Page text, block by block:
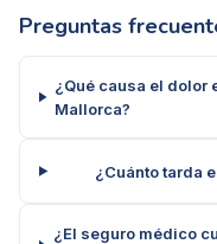
Preguntas
¿Qué causa el dolor
Mallorca?
¿Cuánto tarda
¿El seguro médico